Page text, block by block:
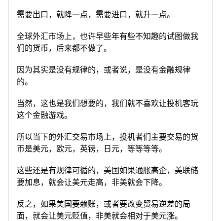
需要出口，就降一点，需要进口，就升一点。
全球外汇市场上，也许早些年有些不知趣的试图做我
们的货币，后来都不做了。
因为其实是没有规律的，或者说，是没有金融规律
的。
当然，这也是我们想要的，我们就不喜欢让投机客玩
这个金融游戏。
所以当下的外汇交易市场上，投机者们主要交易的货
币是美元，欧元，英镑，日元，等等等等。
这些还是有规律可循的，美国如果通胀高企，美联储
要加息，就会让美元走高，非美就会下降。
反之，如果美国要赖账，或者要改变贸易逆差的局
面，就会让美元贬值，非美就会相对于美元涨。